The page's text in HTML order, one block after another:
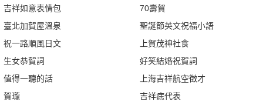
吉祥如意表情包
臺北加賀屋溫泉
祝一路順風日文
生女恭賀詞
值得一聽的話
賀瓏
70壽賀
聖誕節英文祝福小語
上賀茂神社食
好笑結婚祝賀詞
上海吉祥航空徵才
吉祥痣代表